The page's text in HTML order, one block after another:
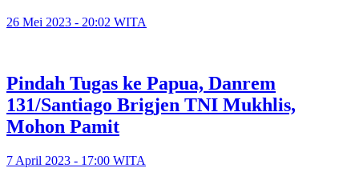
26 Mei 2023 - 20:02 WITA
Pindah Tugas ke Papua, Danrem
131/Santiago Brigjen TNI Mukhlis,
Mohon Pamit
7 April 2023 - 17:00 WITA